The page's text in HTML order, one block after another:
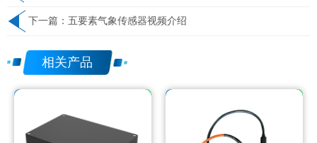
下一篇： 五要素气象传感器视频介绍
相关产品